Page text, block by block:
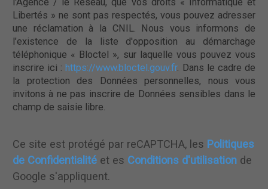
l'Agence / le Réseau, que vos droits « Informatique et
Libertés » ne sont pas respectés, vous pouvez adresser
une réclamation à la CNIL. Nous vous informons de
l’existence de la liste d'opposition au démarchage
téléphonique « Bloctel », sur laquelle vous pouvez vous
inscrire ici : https://www.bloctel.gouv.fr. Dans le cadre de
la protection des Données personnelles, nous vous
invitons à ne pas inscrire de Données sensibles dans le
champ de saisie libre.
Ce site est protégé par reCAPTCHA, les Politiques
de Confidentialité et es Conditions d'utilisation de
Google s'appliquent.